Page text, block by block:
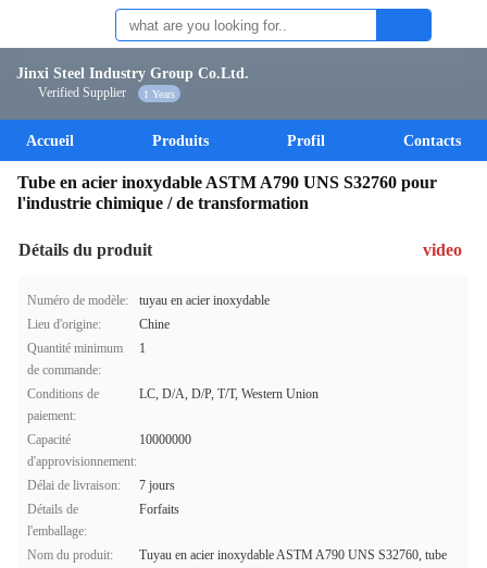
Jinxi Steel Industry Group Co.Ltd.
Verified Supplier 1 Years
Accueil Produits Profil Contacts
Tube en acier inoxydable ASTM A790 UNS S32760 pour
l'industrie chimique / de transformation
Détails du produit video
Numéro de modèle:
tuyau en acier inoxydable
Lieu d'origine:
Chine
Quantité minimum
de commande:
1
Conditions de
paiement:
LC, D/A, D/P, T/T, Western Union
Capacité
d'approvisionnement:
10000000
Délai de livraison:
7 jours
Détails de
l'emballage:
Forfaits
Nom du produit:
Tuyau en acier inoxydable ASTM A790 UNS S32760, tube